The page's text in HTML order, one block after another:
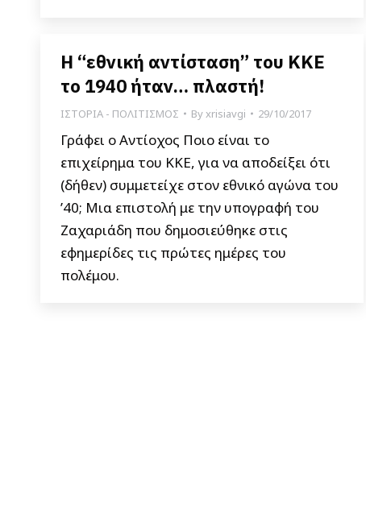
H “εθνική αντίσταση” του ΚΚΕ
το 1940 ήταν… πλαστή!
ΙΣΤΟΡΙΑ - ΠΟΛΙΤΙΣΜΟΣ Byxrisiavgi 29/10/2017
Γράφει ο Αντίοχος Ποιο είναι το
επιχείρημα του ΚΚΕ, για να αποδείξει ότι
(δήθεν) συμμετείχε στον εθνικό αγώνα του
’40; Μια επιστολή με την υπογραφή του
Ζαχαριάδη που δημοσιεύθηκε στις
εφημερίδες τις πρώτες ημέρες του
πολέμου.